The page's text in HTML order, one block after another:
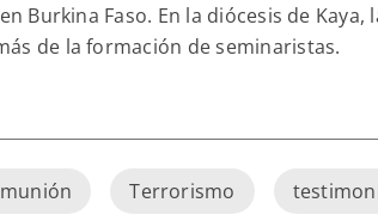
Burkina Faso. En la diócesis de Kaya,
de la formación de seminaristas.
Terrorismo